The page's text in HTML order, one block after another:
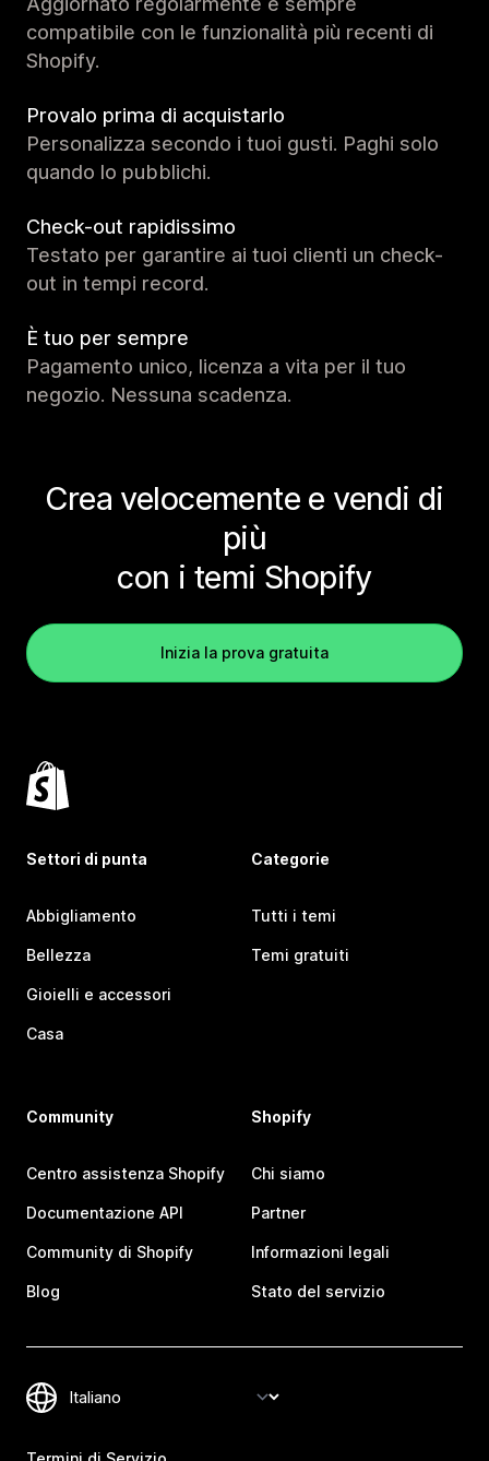
compatibile con le funzionalità più recenti di
Shopify.
Provalo prima di acquistarlo
Personalizza secondo i tuoi gusti. Paghi solo
quando lo pubblichi.
Check-out rapidissimo
Testato per garantire ai tuoi clienti un check-
out in tempi record.
È tuo per sempre
Pagamento unico, licenza a vita per il tuo
negozio. Nessuna scadenza.
Crea velocemente e vendi di
più
con i temi Shopify
Inizia la prova gratuita
Settori di punta
Abbigliamento
Bellezza
Gioielli e accessori
Casa
Categorie
Tutti i temi
Temi gratuiti
Community
Centro assistenza Shopify
Documentazione API
Community di Shopify
Blog
Shopify
Chi siamo
Partner
Informazioni legali
Stato del servizio